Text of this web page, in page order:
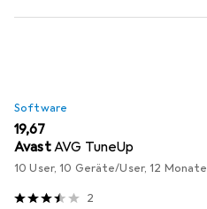
Software
EUR
19,67
AvastAVG TuneUp
10 User, 10 Geräte/User, 12 Monate
2